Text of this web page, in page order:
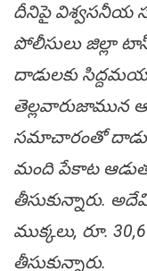
దీనిపై విశ్వ‌స‌నీయ
పోలీసులు జిల్లా
దాడుల‌కు
తెల్లవారుజామున
సమాచారంతో
మంది పేకాట
తీసుకున్నారు.
ముక్క‌లు, రూ.
తీసుకున్నారు.